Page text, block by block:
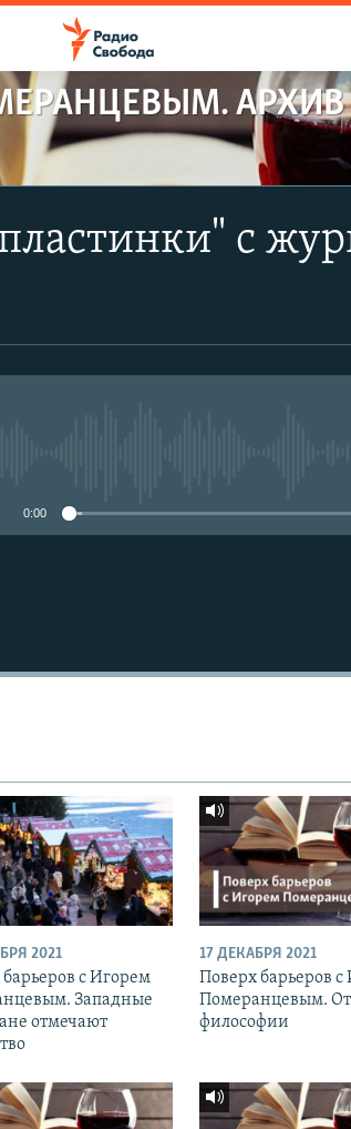
АРХИВ
с
0:00
2021
с Игорем
Западные
отмечают
17 ДЕКАБРЯ 2021
Поверх барьеров
Померанцевым.
философии